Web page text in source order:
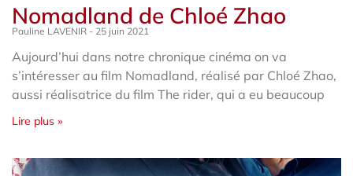
Nomadland de Chloé Zhao
Pauline LAVENIR 25 juin 2021
Aujourd’hui dans notre chronique cinéma on va
s’intéresser au film Nomadland, réalisé par Chloé Zhao,
aussi réalisatrice du film The rider, qui a eu beaucoup
Lire plus »